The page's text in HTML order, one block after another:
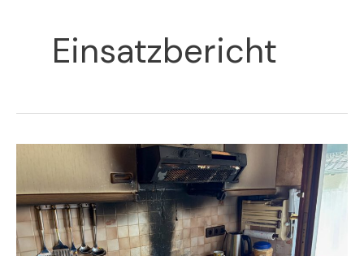
Einsatzbericht
Brandnachschau
–
Küchenbrand